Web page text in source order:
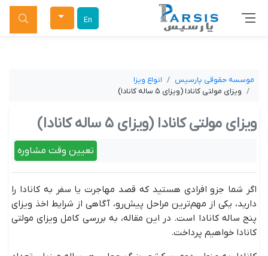
En جستجو
موسسه حقوقی پارسیس
انواع ویزا
ویزای مولتی کانادا (ویزای ۵ ساله کانادا)
ویزای مولتی کانادا (ویزای ۵ ساله کانادا)
تعیین وقت مشاوره
اگر شما جزو افرادی هستید که قصد مهاجرت یا سفر به کانادا را
دارید، یکی از مهم‌ترین مراحل پیش‌رو، آگاهی از شرایط اخذ ویزای
پنج ساله کانادا است. در این مقاله، به بررسی کامل ویزای مولتی
کانادا خواهیم پرداخت.